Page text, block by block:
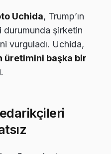
Uchida, Trump’ın
durumunda şirketin
vurguladı. Uchida,
üretimini başka bir